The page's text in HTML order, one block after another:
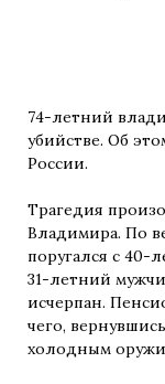
74-летний
убийстве. Об
России.
Трагедия
Владимира. По
поругался с 40-
31-летний
исчерпан.
чего,
холодным